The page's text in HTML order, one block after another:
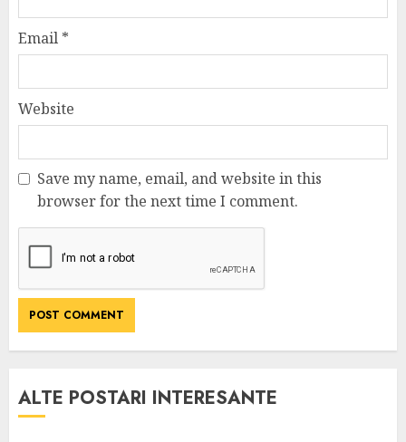
Email *
Website
Save my name, email, and website in this
browser for the next time I comment.
ALTE POSTARI INTERESANTE